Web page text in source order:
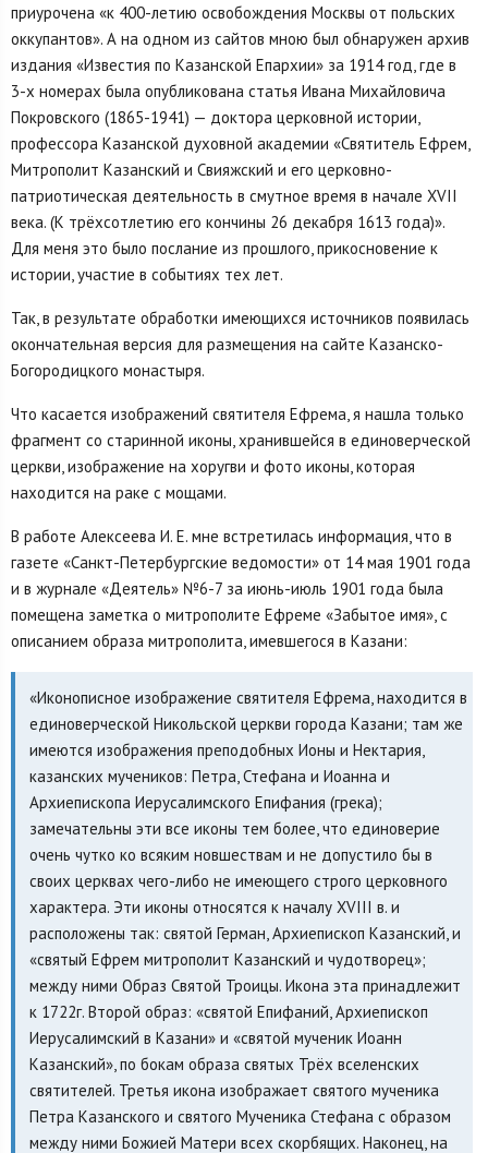
приурочена «к 400-летию освобождения Москвы от польских
оккупантов». А на одном из сайтов мною был обнаружен архив
издания «Известия по Казанской Епархии» за 1914 год, где в
3-х номерах была опубликована статья Ивана Михайловича
Покровского (1865-1941) — доктора церковной истории,
профессора Казанской духовной академии «Святитель Ефрем,
Митрополит Казанский и Свияжский и его церковно-
патриотическая деятельность в смутное время в начале XVII
века. (К трёхсотлетию его кончины 26 декабря 1613 года)».
Для меня это было послание из прошлого, прикосновение к
истории, участие в событиях тех лет.
Так, в результате обработки имеющихся источников появилась
окончательная версия для размещения на сайте Казанско-
Богородицкого монастыря.
Что касается изображений святителя Ефрема, я нашла только
фрагмент со старинной иконы, хранившейся в единоверческой
церкви, изображение на хоругви и фото иконы, которая
находится на раке с мощами.
В работе Алексеева И. Е. мне встретилась информация, что в
газете «Санкт-Петербургские ведомости» от 14 мая 1901 года
и в журнале «Деятель» №6-7 за июнь-июль 1901 года была
помещена заметка о митрополите Ефреме «Забытое имя», c
описанием образа митрополита, имевшегося в Казани:
«Иконописное изображение святителя Ефрема, находится в
единоверческой Никольской церкви города Казани; там же
имеются изображения преподобных Ионы и Нектария,
казанских мучеников: Петра, Стефана и Иоанна и
Архиепископа Иерусалимского Епифания (грека);
замечательны эти все иконы тем более, что единоверие
очень чутко ко всяким новшествам и не допустило бы в
своих церквах чего-либо не имеющего строго церковного
характера. Эти иконы относятся к началу XVIII в. и
расположены так: святой Герман, Архиепископ Казанский, и
«святый Ефрем митрополит Казанский и чудотворец»;
между ними Образ Святой Троицы. Икона эта принадлежит
к 1722г. Второй образ: «святой Епифаний, Архиепископ
Иерусалимский в Казани» и «святой мученик Иоанн
Казанский», по бокам образа святых Трёх вселенских
святителей. Третья икона изображает святого мученика
Петра Казанского и святого Мученика Стефана с образом
между ними Божией Матери всех скорбящих. Наконец, на